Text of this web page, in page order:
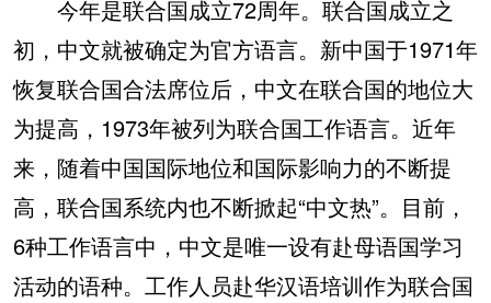
今年是联合国成立72周年。联合国成立之
初，中文就被确定为官方语言。新中国于1971年
恢复联合国合法席位后，中文在联合国的地位大
为提高，1973年被列为联合国工作语言。近年
来，随着中国国际地位和国际影响力的不断提
高，联合国系统内也不断掀起“中文热”。目前，
6种工作语言中，中文是唯一设有赴母语国学习
活动的语种。工作人员赴华汉语培训作为联合国